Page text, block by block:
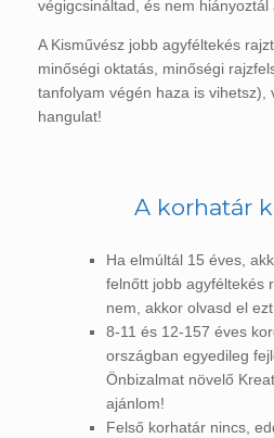
végigcsináltad, és nem hiányoztál
A Kisművész jobb agyféltekés
minőségi oktatás, minőségi
tanfolyam végén haza is vihetsz),
hangulat!
A korhatár
Ha elmúltál 15 éves,
felnőtt jobb agyféltekés
nem, akkor olvasd el
8-11 és 12-157 éves
országban egyedileg
Önbizalmat növelő
ajánlom!
Felső korhatár nincs,